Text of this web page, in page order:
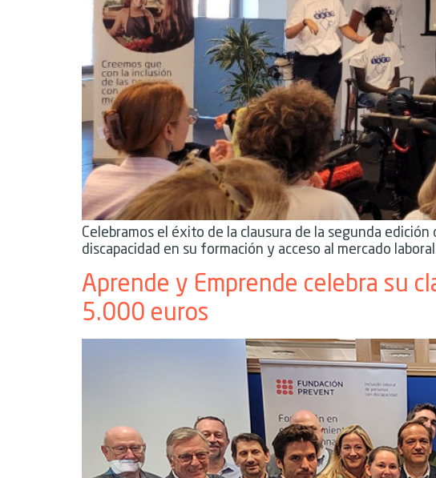
Celebramos el éxito de la clausura de la segunda
discapacidad en su formación y acceso al mercado
Aprende y Emprende celebra su
5.000 euros